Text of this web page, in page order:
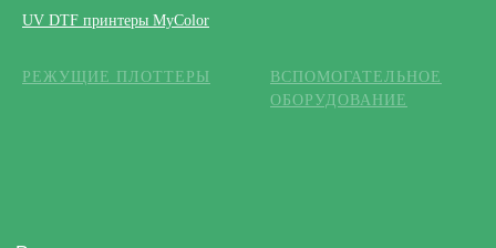
UV DTF принтеры MyColor
РЕЖУЩИЕ ПЛОТТЕРЫ
ВСПОМОГАТЕЛЬНОЕ
ОБОРУДОВАНИЕ